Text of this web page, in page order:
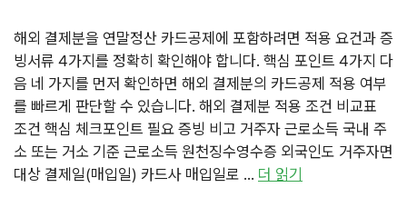
해외 결제분을 연말정산 카드공제에 포함하려면 적용 요건과 증
빙서류 4가지를 정확히 확인해야 합니다. 핵심 포인트 4가지 다
음 네 가지를 먼저 확인하면 해외 결제분의 카드공제 적용 여부
를 빠르게 판단할 수 있습니다. 해외 결제분 적용 조건 비교표
조건 핵심 체크포인트 필요 증빙 비고 거주자 근로소득 국내 주
소 또는 거소 기준 근로소득 원천징수영수증 외국인도 거주자면
대상 결제일(매입일) 카드사 매입일로 … 더 읽기